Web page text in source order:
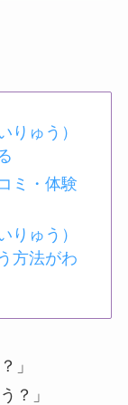
りゅう）
ミ・体験
りゅう）
方法がわ
」
？」